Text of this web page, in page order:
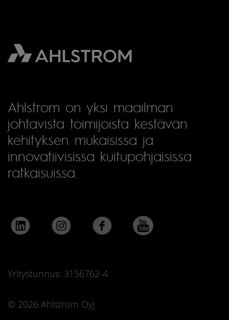
Ahlstrom on yksi maailman
johtavista toimijoista kestävän
kehityksen mukaisissa ja
innovatiivisissa kuitupohjaisissa
ratkaisuissa.
Yritystunnus: 3156762-4
© 2026 Ahlstrom Oyj